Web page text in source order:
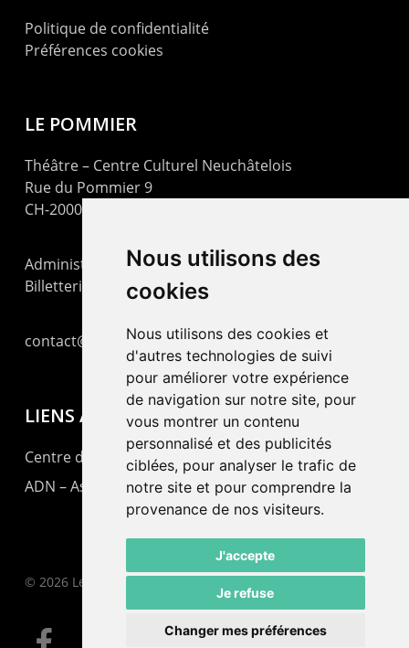
Nous utilisons des
cookies
Nous utilisons des cookies et
d'autres technologies de suivi
pour améliorer votre expérience
de navigation sur notre site, pour
vous montrer un contenu
personnalisé et des publicités
ciblées, pour analyser le trafic de
notre site et pour comprendre la
provenance de nos visiteurs.
J'accepte
Je refuse
Changer mes préférences
Politique de confidentialité
Préférences cookies
LE POMMIER
Théâtre – Centre Culturel Neuchâtelois
Rue du Pommier 9
CH-2000 Neuchâtel
Administration : +41 32 725 03 03
Billetterie : +41 32 725 05 05
contact@lepommier.ch
LIENS AMIS
Centre de culture ABC
ADN – Association Danse Neuchâtel
© 2026 Le Pommier.
facebook email